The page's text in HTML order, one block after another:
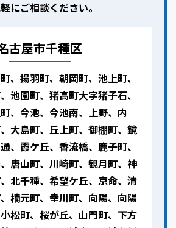
にご相談ください。
古屋市千種区
、揚羽町、朝岡町、池上町、
池園町、猪高町大字猪子石、
、今池、今池南、上野、内
大島町、丘上町、御棚町、鏡
、霞ケ丘、香流橋、鹿子町、
唐山町、川崎町、観月町、神
北千種、希望ケ丘、京命、清
楠元町、幸川町、向陽、向陽
松町、桜が丘、山門町、下方